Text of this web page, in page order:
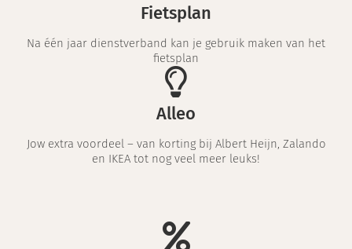
Fietsplan
Na één jaar dienstverband kan je gebruik maken van het
fietsplan
Alleo
Jow extra voordeel – van korting bij Albert Heijn, Zalando
en IKEA tot nog veel meer leuks!